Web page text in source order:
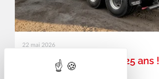
22 mai 2026
La ROC-LINE fête ses 25 ans !